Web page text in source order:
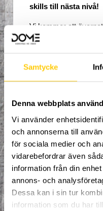
Samtycke
Denna webbplats
Vi använder
och annonserna till
för sociala medier och
vidarebefordrar även
information från din
annons- och
Dessa kan i sin tur
information som du har
skills till nästa nivå!
Vi kommer att
ingår lunch, middag
Är van att
Vill ta steget
cykelkontroll
Coachning för
Tips på nästa